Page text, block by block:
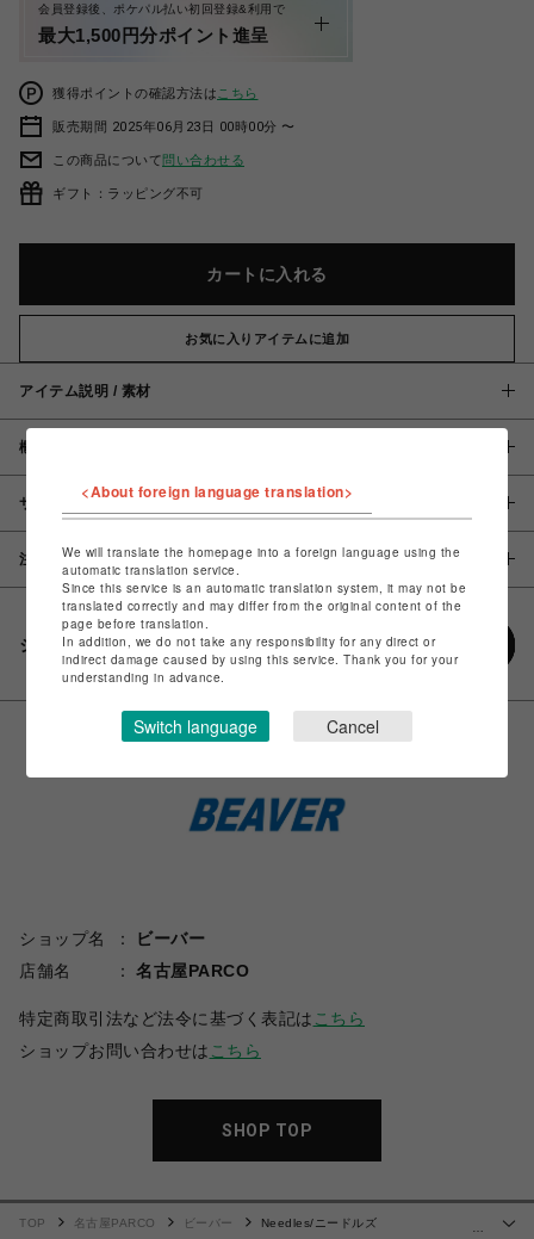
会員登録後、ポケパル払い初回登録&利用で
最大1,500円分ポイント進呈
獲得ポイントの確認方法は こちら
販売期間 2025年06月23日 00時00分 〜
この商品について問い合わせる
ギフト：ラッピング不可
カートに入れる
お気に入りアイテムに追加
アイテム説明 / 素材
概要
サイズ
注意事項
シェアする
ショップ名
ビーバー
店舗名
名古屋PARCO
特定商取引法など法令に基づく表記は こちら
ショップお問い合わせは こちら
SHOP TOP
…
TOP 名古屋PARCO ビーバー
Needles/ニードルズ
<About foreign language translation>
We will translate the homepage into a foreign language using the
automatic translation service.
Since this service is an automatic translation system, it may not be
translated correctly and may differ from the original content of the
page before translation.
In addition, we do not take any responsibility for any direct or
indirect damage caused by using this service. Thank you for your
understanding in advance.
Switch language Cancel